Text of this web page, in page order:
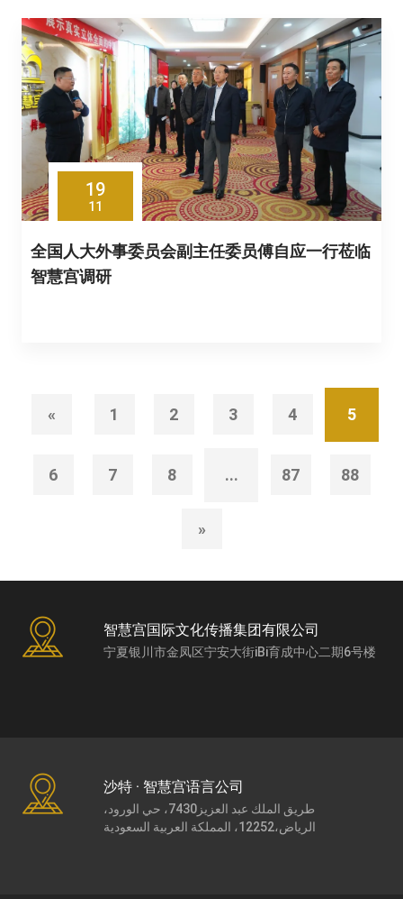
19
11
全国人大外事委员会副主任委员傅自应一行莅临
智慧宫调研
« 1 2 3 4 5
6 7 8 ... 87 88
»
智慧宫国际文化传播集团有限公司
宁夏银川市金凤区宁安大街iBi育成中心二期6号楼
沙特 · 智慧宫语言公司
طريق الملك عبد العزيز7430، حي الورود،
الرياض،12252، المملكة العربية السعودية